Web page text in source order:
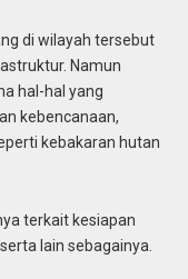
di wilayah tersebut
Namun
hal-hal yang
kebencanaan,
kebakaran hutan
terkait kesiapan
lain sebagainya.